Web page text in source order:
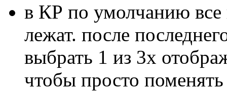
в КР по умолчанию все
лежат. после
выбрать 1 из 3х
чтобы просто